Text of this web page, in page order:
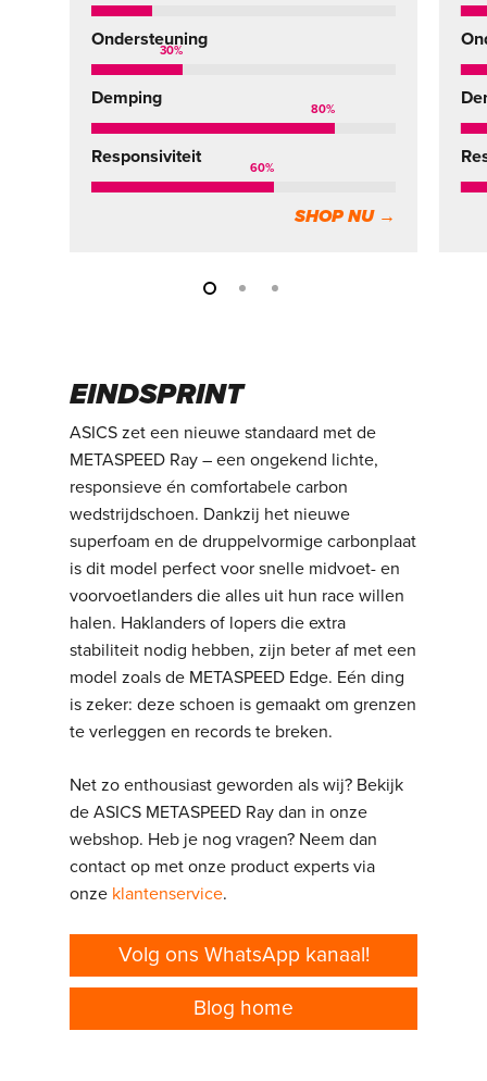
Ondersteuning
30%
Demping
80%
Responsiviteit
60%
SHOP NU →
EINDSPRINT
ASICS zet een nieuwe standaard met de
METASPEED Ray – een ongekend lichte,
responsieve én comfortabele carbon
wedstrijdschoen. Dankzij het nieuwe
superfoam en de druppelvormige carbonplaat
is dit model perfect voor snelle midvoet- en
voorvoetlanders die alles uit hun race willen
halen. Haklanders of lopers die extra
stabiliteit nodig hebben, zijn beter af met een
model zoals de METASPEED Edge. Eén ding
is zeker: deze schoen is gemaakt om grenzen
te verleggen en records te breken.
Net zo enthousiast geworden als wij? Bekijk
de ASICS METASPEED Ray dan in onze
webshop. Heb je nog vragen? Neem dan
contact op met onze product experts via
onze klantenservice.
Volg ons WhatsApp kanaal!
Blog home